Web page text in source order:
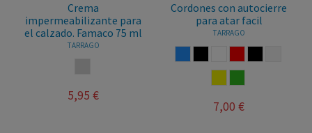
Crema
impermeabilizante para
el calzado. Famaco 75 ml
TARRAGO
5,95 €
Cordones con autocierre
para atar facil
TARRAGO
7,00 €